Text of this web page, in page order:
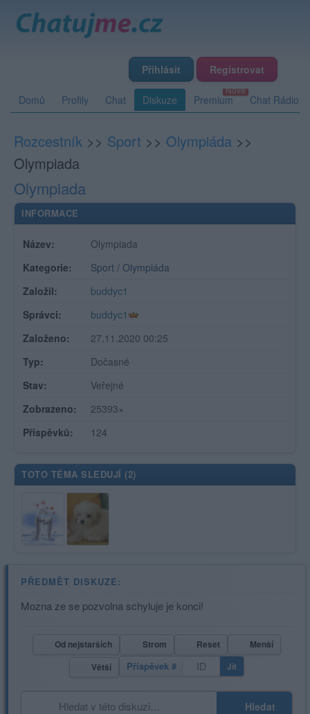
Přihlásit Registrovat
Domů Profily Chat Diskuze Premium Chat Rádio
Rozcestník >> Sport >> Olympiáda >>
Olympiada
Olympiada
INFORMACE
Název:
Olympiada
Kategorie:
Sport / Olympiáda
Založil:
buddyc1
Správci:
buddyc1
Založeno:
27.11.2020 00:25
Typ:
Dočasné
Stav:
Veřejné
Zobrazeno:
25393×
Příspěvků:
124
TOTO TÉMA SLEDUJÍ (2)
PŘEDMĚT DISKUZE:
Mozna ze se pozvolna schyluje je konci!
Od nejstarších Strom Reset
Menší
Větší
Příspěvek # Jít
Hledat